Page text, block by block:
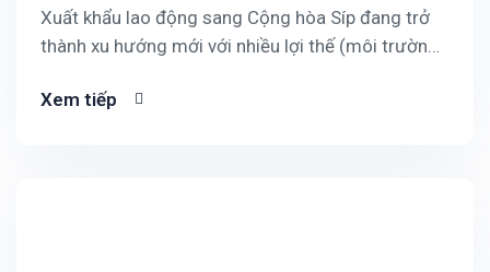
Xuất khẩu lao động sang Cộng hòa Síp đang trở
thành xu hướng mới với nhiều lợi thế (môi trường
người Việt khá đông). Năm 2024, hai nước Việt
Xem tiếp